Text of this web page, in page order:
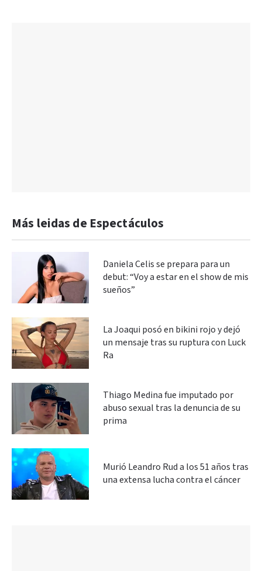
Más leidas de Espectáculos
Daniela Celis se prepara para un
debut: “Voy a estar en el show de mis
sueños”
La Joaqui posó en bikini rojo y dejó
un mensaje tras su ruptura con Luck
Ra
Thiago Medina fue imputado por
abuso sexual tras la denuncia de su
prima
Murió Leandro Rud a los 51 años tras
una extensa lucha contra el cáncer